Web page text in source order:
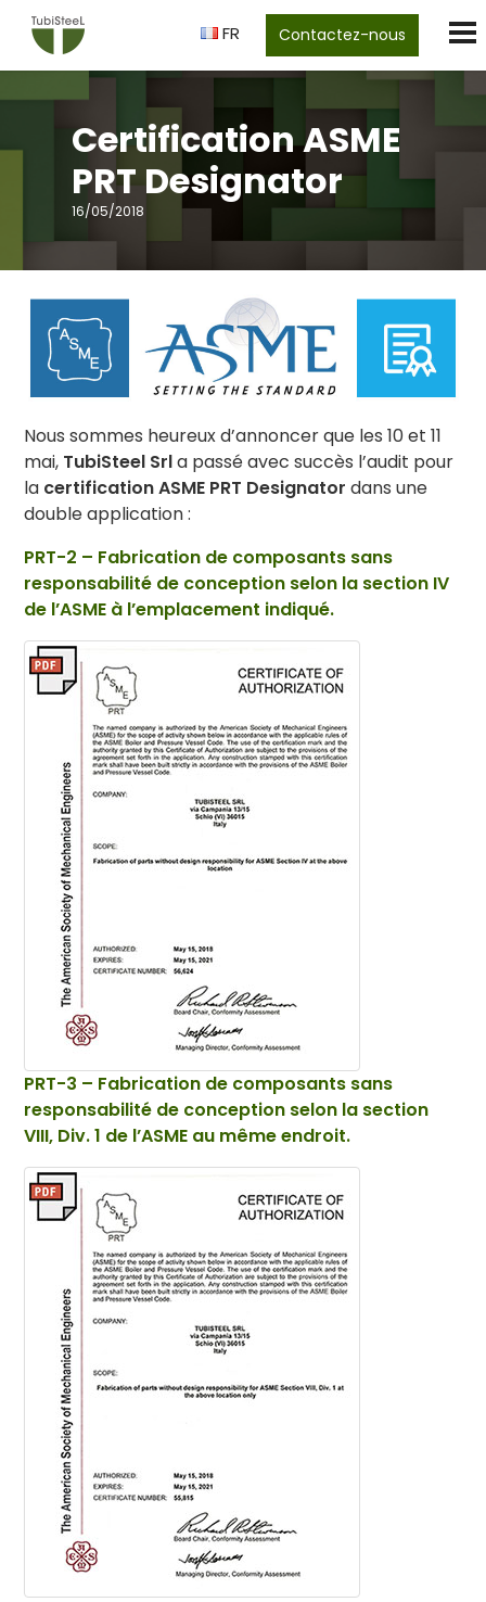
FR Contactez-nous
Certification ASME
PRT Designator
16/05/2018
Nous sommes heureux d’annoncer que les 10 et 11
mai, TubiSteel Srla passé avec succès l’audit pour
la certification ASME PRT Designator dans une
double application :
PRT-2 – Fabrication de composants sans
responsabilité de conception selon la section IV
de l’ASME à l’emplacement indiqué.
PRT-3 – Fabrication de composants sans
responsabilité de conception selon la section
VIII, Div. 1 de l’ASME au même endroit.